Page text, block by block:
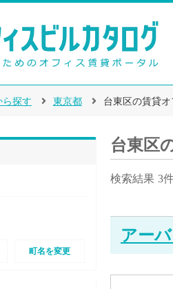
ら探す 東京都 台東区の賃貸
町名を変更
台東区
検索結果 3
アー